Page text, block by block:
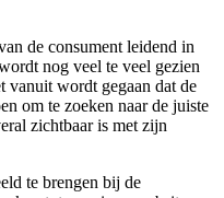
de consument leidend in
nog veel te veel gezien
vanuit wordt gegaan dat de
om te zoeken naar de juiste
zichtbaar is met zijn
te brengen bij de